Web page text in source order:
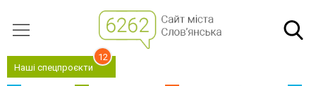
Наші спецпроєкти
12